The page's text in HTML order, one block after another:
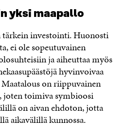
yksi maapallo
investointi. Huonosti
ei ole sopeutuvainen
ja aiheuttaa myös
hyvinvoivaa
on riippuvainen
joten toimiva symbioosi
on aivan ehdoton, jotta
aikavälillä kunnossa.